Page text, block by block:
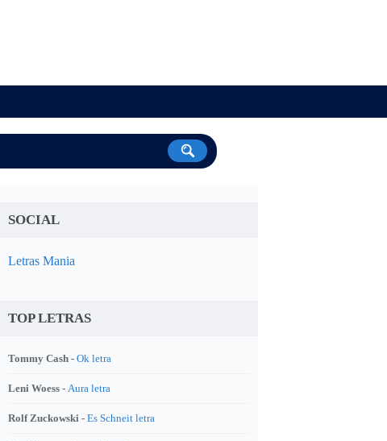
SOCIAL
Letras Mania
TOP LETRAS
Tommy Cash - Ok letra
Leni Woess - Aura letra
Rolf Zuckowski - Es Schneit letra